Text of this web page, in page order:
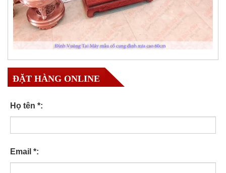
ĐẶT HÀNG ONLINE
Họ tên *:
Email *: